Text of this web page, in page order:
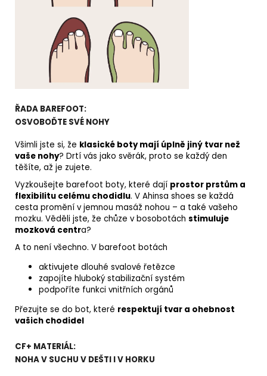
ŘADA BAREFOOT:
OSVOBOĎTE SVÉ NOHY
Všimli jste si, že klasické boty mají úplně jiný tvar než
vaše nohy? Drtí vás jako svěrák, proto se každý den
těšíte, až je zujete.
Vyzkoušejte barefoot boty, které dají prostor prstům a
flexibilitu celému chodidlu. V Ahinsa shoes se každá
cesta promění v jemnou masáž nohou – a také vašeho
mozku. Věděli jste, že chůze v bosobotách stimuluje
mozková centra?
A to není všechno. V barefoot botách
aktivujete dlouhé svalové řetězce
zapojíte hluboký stabilizační systém
podpoříte funkci vnitřních orgánů
Přezujte se do bot, které respektují tvar a ohebnost
vašich chodidel
CF+ MATERIÁL:
NOHA V SUCHU V DEŠTI I V HORKU